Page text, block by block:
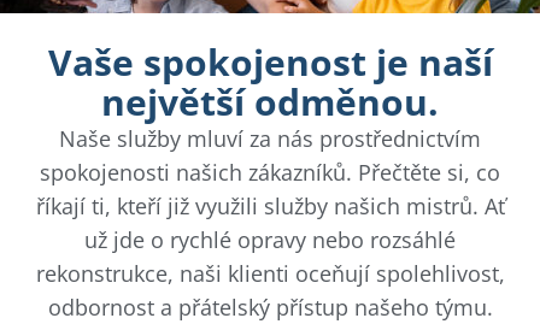
Vaše spokojenost je naší
největší odměnou.
Naše služby mluví za nás prostřednictvím
spokojenosti našich zákazníků. Přečtěte si, co
říkají ti, kteří již využili služby našich mistrů. Ať
už jde o rychlé opravy nebo rozsáhlé
rekonstrukce, naši klienti oceňují spolehlivost,
odbornost a přátelský přístup našeho týmu.